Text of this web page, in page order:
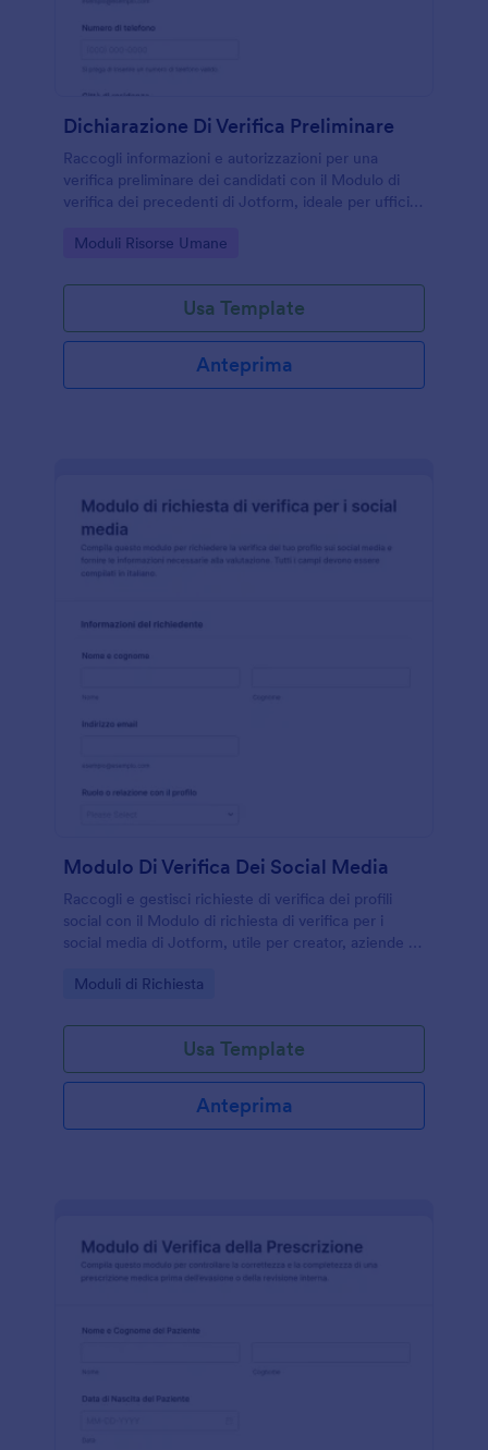
Dichiarazione Di Verifica Preliminare
Raccogli informazioni e autorizzazioni per una
verifica preliminare dei candidati con il Modulo di
verifica dei precedenti di Jotform, ideale per uffici
con inserimenti frequenti.
Go to Category:
Moduli Risorse Umane
Usa Template
Anteprima
Modulo Di Verifica Dei Social Media
Raccogli e gestisci richieste di verifica dei profili
social con il Modulo di richiesta di verifica per i
social media di Jotform, utile per creator, aziende e
documentazione di supporto.
Go to Category:
Moduli di Richiesta
Usa Template
Anteprima